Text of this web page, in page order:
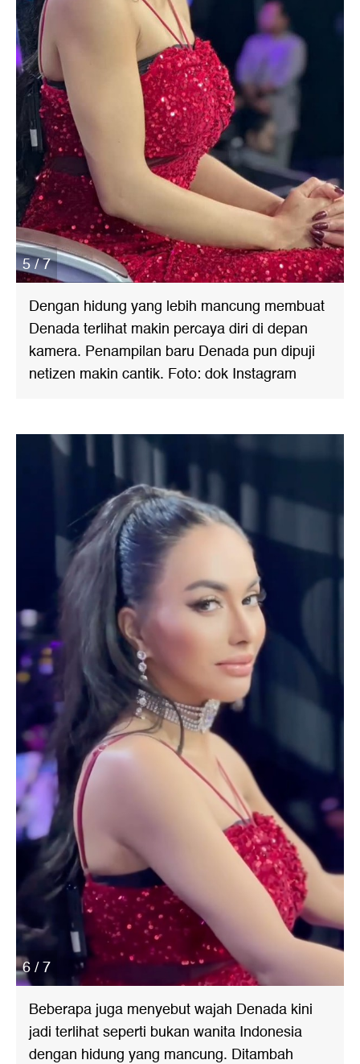
5 / 7
Dengan hidung yang lebih mancung membuat
Denada terlihat makin percaya diri di depan
kamera. Penampilan baru Denada pun dipuji
netizen makin cantik. Foto: dok Instagram
6 / 7
Beberapa juga menyebut wajah Denada kini
jadi terlihat seperti bukan wanita Indonesia
dengan hidung yang mancung. Ditambah